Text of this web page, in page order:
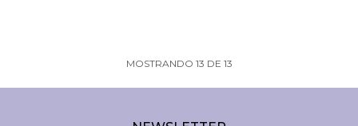
MOSTRANDO 13 DE 13